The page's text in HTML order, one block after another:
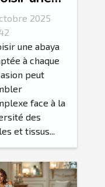
à
?
2025
une abaya
à chaque
peut
face à la
des
et tissus...